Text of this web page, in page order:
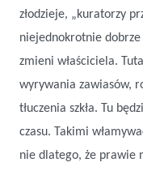
złodzieje, „kuratorzy
niejednokrotnie
zmieni właściciela.
wyrywania zawiasów,
tłuczenia szkła. Tu
czasu. Takimi
nie dlatego, że prawie